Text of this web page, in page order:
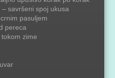
savršeni spoj ukusa
pasuljem
pereca
zime